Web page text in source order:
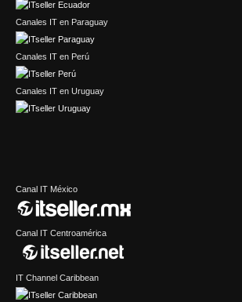
Canales IT en Paraguay
Canales IT en Perú
Canales IT en Uruguay
Canal IT México
Canal IT Centroamérica
IT Channel Caribbean